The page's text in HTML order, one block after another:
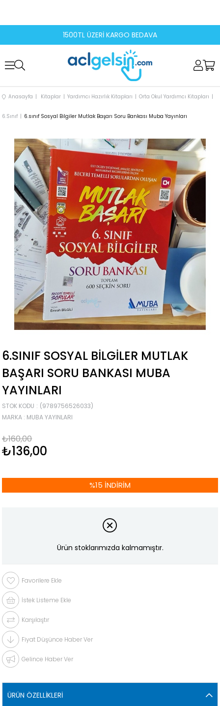
1500TL ÜZERİ KARGO BEDAVA
Anasayfa Kitaplar Yardımcı Hazırlık Kitapları Orta Okul Yardımcı Kitapları
6.Sınıf 6.sınıf Sosyal Bilgiler Mutlak Başarı Soru Bankası Muba Yayınları
6.SINIF SOSYAL BILGILER MUTLAK
BAŞARI SORU BANKASI MUBA
YAYINLARI
STOK KODU
(9789756526033)
MARKA : MUBA YAYINLARI
₺160,00
₺136,00
%15 İNDIRIM
Ürün stoklarımızda kalmamıştır.
Favorilere Ekle
İstek Listeme Ekle
Karşılaştır
Fiyat Düşünce Haber Ver
Gelince Haber Ver
ÜRÜN ÖZELLIKLERI